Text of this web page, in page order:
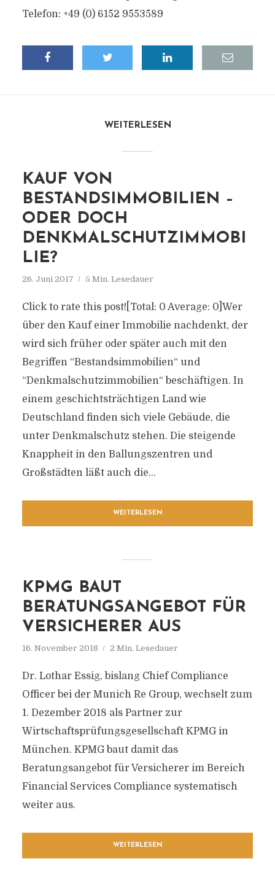
Telefon: +49 (0) 6152 9553589
WEITERLESEN
KAUF VON
BESTANDSIMMOBILIEN –
ODER DOCH
DENKMALSCHUTZIMMOBI
LIE?
26. Juni 2017 5 Min. Lesedauer
Click to rate this post![Total: 0 Average: 0]Wer
über den Kauf einer Immobilie nachdenkt, der
wird sich früher oder später auch mit den
Begriffen “Bestandsimmobilien“ und
“Denkmalschutzimmobilien“ beschäftigen. In
einem geschichtsträchtigen Land wie
Deutschland finden sich viele Gebäude, die
unter Denkmalschutz stehen. Die steigende
Knappheit in den Ballungszentren und
Großstädten läßt auch die...
WEITERLESEN
KPMG BAUT
BERATUNGSANGEBOT FÜR
VERSICHERER AUS
16. November 2018 2 Min. Lesedauer
Dr. Lothar Essig, bislang Chief Compliance
Officer bei der Munich Re Group, wechselt zum
1. Dezember 2018 als Partner zur
Wirtschaftsprüfungsgesellschaft KPMG in
München. KPMG baut damit das
Beratungsangebot für Versicherer im Bereich
Financial Services Compliance systematisch
weiter aus.
WEITERLESEN